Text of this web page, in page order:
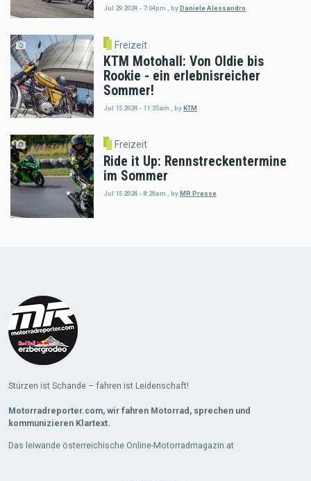
Jul 29 2024 - 7:04pm byDaniele Alessandro
Freizeit
KTM Motohall: Von Oldie bis
Rookie - ein erlebnisreicher
Sommer!
Jul 15 2024 - 11:35am byKTM
Freizeit
Ride it Up: Rennstreckentermine
im Sommer
Jul 15 2024 - 8:26am byMR Presse
Stürzen ist Schande – fahren ist Leidenschaft!
Motorradreporter.com, wir fahren Motorrad, sprechen und
kommunizieren Klartext.
Das leiwande österreichische Online-Motorradmagazin.at